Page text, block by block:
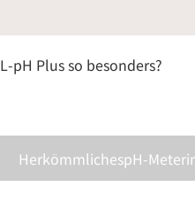
pH Plus so besonders?
HerkömmlichespH-